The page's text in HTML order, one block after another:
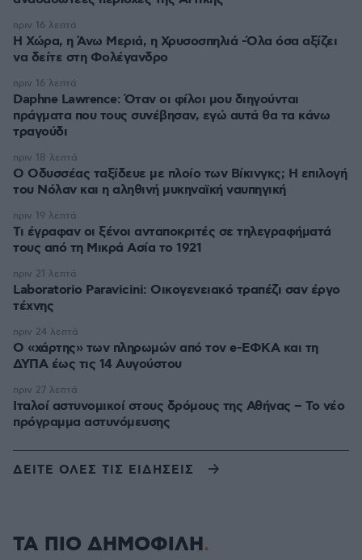
Η Χώρα, η Άνω Μεριά, η Χρυσοσπηλιά -Όλα όσα αξίζει
να δείτε στη Φολέγανδρο
πριν 16 λεπτά
Daphne Lawrence: Όταν οι φίλοι μου διηγούνται
πράγματα που τους συνέβησαν, εγώ αυτά θα τα κάνω
τραγούδι
πριν 16 λεπτά
Ο Οδυσσέας ταξίδευε με πλοίο των Βίκινγκς; Η επιλογή
του Νόλαν και η αληθινή μυκηναϊκή ναυπηγική
πριν 18 λεπτά
Τι έγραφαν οι ξένοι ανταποκριτές σε τηλεγραφήματά
τους από τη Μικρά Ασία το 1921
πριν 19 λεπτά
Laboratorio Paravicini: Οικογενειακό τραπέζι σαν έργο
τέχνης
πριν 21 λεπτά
Ο «χάρτης» των πληρωμών από τον e-ΕΦΚΑ και τη
ΔΥΠΑ έως τις 14 Αυγούστου
πριν 24 λεπτά
Ιταλοί αστυνομικοί στους δρόμους της Αθήνας – Το νέο
πρόγραμμα αστυνόμευσης
πριν 27 λεπτά
ΔΕΙΤΕ ΟΛΕΣ ΤΙΣ ΕΙΔΗΣΕΙΣ
ΤΑ ΠΙΟ ΔΗΜΟΦΙΛΗ